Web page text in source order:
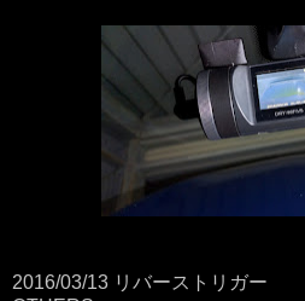
2016/03/13 リバーストリガー